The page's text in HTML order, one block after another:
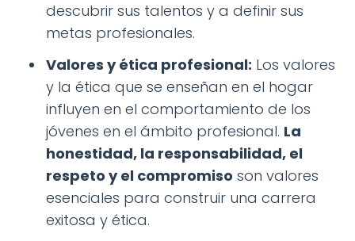
descubrir sus talentos y a definir sus
metas profesionales.
Valores y ética profesional: Los valores
y la ética que se enseñan en el hogar
influyen en el comportamiento de los
jóvenes en el ámbito profesional. La
honestidad, la responsabilidad, el
respeto y el compromiso son valores
esenciales para construir una carrera
exitosa y ética.